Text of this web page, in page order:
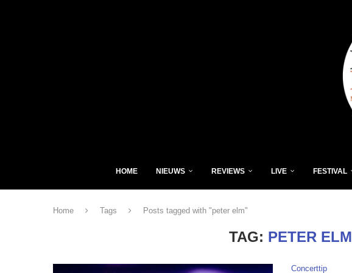
HOME NIEUWS REVIEWS LIVE FESTIVAL
Home Tags Posts tagged with "peter elm"
TAG: PETER ELM
Concerttip